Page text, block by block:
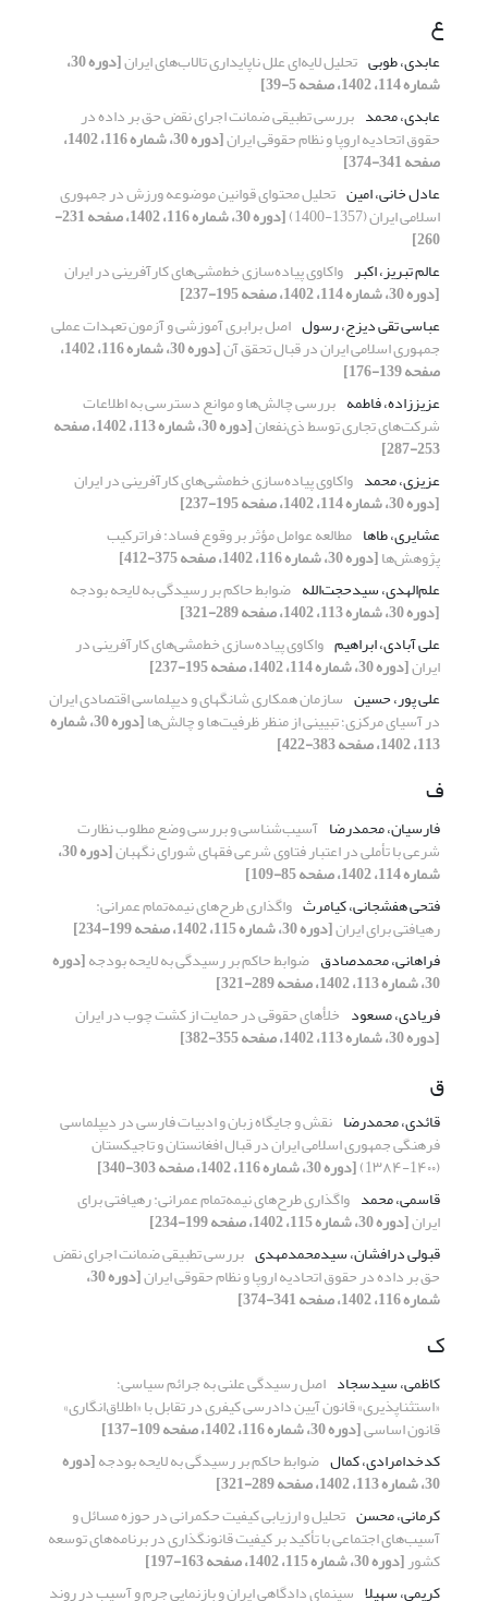
ع
عابدی، طوبی تحلیل لایه‌ای علل ناپایداری تالاب‌های ایران [دوره 30،
شماره 114، 1402، صفحه 5-39]
عابدی، محمد بررسی تطبیقی ضمانت اجرای نقض حق بر داده در
حقوق اتحادیه اروپا و نظام حقوقی ایران [دوره 30، شماره 116، 1402،
صفحه 341-374]
عادل خانی، امین تحلیل محتوای قوانین موضوعه ورزش در جمهوری
اسلامی ایران (1357-1400) [دوره 30، شماره 116، 1402، صفحه 231-
260]
عالم تبریز، اکبر واکاوی پیاده‌سازی خط‌مشی‌های کارآفرینی در ایران
[دوره 30، شماره 114، 1402، صفحه 195-237]
عباسی تقی دیزج، رسول اصل برابری آموزشی و آزمون تعهدات عملی
جمهوری اسلامی ایران در قبال تحقق آن [دوره 30، شماره 116، 1402،
صفحه 139-176]
عزیززاده، فاطمه بررسی چالش‌ها و موانع دسترسی به اطلاعات
شرکت‌های تجاری توسط ذی‌نفعان [دوره 30، شماره 113، 1402، صفحه
253-287]
عزیزی، محمد واکاوی پیاده‌سازی خط‌مشی‌های کارآفرینی در ایران
[دوره 30، شماره 114، 1402، صفحه 195-237]
عشایری، طاها مطالعه عوامل مؤثر بر وقوع فساد: فراترکیب
پژوهش‌ها[دوره 30، شماره 116، 1402، صفحه 375-412]
علم‌الهدی، سید‌حجت‌الله ضوابط حاکم بر رسیدگی به لایحه‌ بودجه
[دوره 30، شماره 113، 1402، صفحه 289-321]
علی آبادی، ابراهیم واکاوی پیاده‌سازی خط‌مشی‌های کارآفرینی در
ایران[دوره 30، شماره 114، 1402، صفحه 195-237]
علی پور، حسین سازمان همکاری شانگهای و دیپلماسی اقتصادی ایران
در آسیای مرکزی؛ تبیینی از منظر ظرفیت‌ها و چالش‌ها [دوره 30، شماره
113، 1402، صفحه 383-422]
ف
فارسیان، محمدرضا آسیب‌شناسی و بررسی وضع مطلوب نظارت
شرعی با تأملی در اعتبار فتاوی شرعی فقهای شورای نگهبان [دوره 30،
شماره 114، 1402، صفحه 85-109]
فتحی هفشجانی، کیامرث واگذاری طرح‌های نیمه‌تمام عمرانی:
رهیافتی برای ایران[دوره 30، شماره 115، 1402، صفحه 199-234]
فراهانی، محمدصادق ضوابط حاکم بر رسیدگی به لایحه‌ بودجه[دوره
30، شماره 113، 1402، صفحه 289-321]
فریادی، مسعود خلأهای حقوقی در حمایت از کشت چوب در ایران
[دوره 30، شماره 113، 1402، صفحه 355-382]
ق
قائدی، محمدرضا نقش و جایگاه زبان و ادبیات فارسی در دیپلماسی
فرهنگی جمهوری اسلامی ایران در قبال افغانستان و تاجیکستان
(1۴۰۰-1۳۸۴)
[دوره 30، شماره 116، 1402، صفحه 303-340]
قاسمی، محمد واگذاری طرح‌های نیمه‌تمام عمرانی: رهیافتی برای
ایران[دوره 30، شماره 115، 1402، صفحه 199-234]
قبولی درافشان، سیدمحمدمهدی بررسی تطبیقی ضمانت اجرای نقض
حق بر داده در حقوق اتحادیه اروپا و نظام حقوقی ایران [دوره 30،
شماره 116، 1402، صفحه 341-374]
ک
کاظمی، سیدسجاد اصل رسیدگی علنی به جرائم سیاسی؛
«استثناپذیری» قانون آیین دادرسی کیفری در تقابل با «اطلاق‌انگاری»
قانون اساسی[دوره 30، شماره 116، 1402، صفحه 109-137]
کدخدامرادی، کمال ضوابط حاکم بر رسیدگی به لایحه‌ بودجه[دوره
30، شماره 113، 1402، صفحه 289-321]
کرمانی، محسن تحلیل و ارزیابی کیفیت حکمرانی در حوزه مسائل و
آسیب‌های اجتماعی با تأکید بر کیفیت قانونگذاری در برنامه‌های توسعه
کشور[دوره 30، شماره 115، 1402، صفحه 163-197]
کریمی، سهیلا سینمای دادگاهی ایران و بازنمایی جرم و آسیب در روند